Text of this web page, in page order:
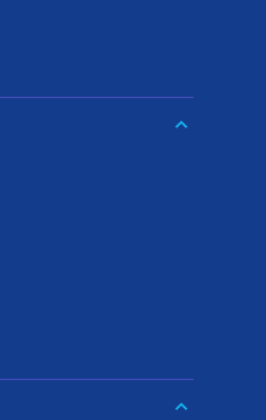
keyboard_arrow_down
keyboard_arrow_down